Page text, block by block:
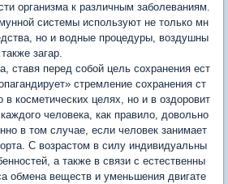
организма к различным заболеваниям.
системы используют не только мн
но и водные процедуры, воздушны
загар.
ставя перед собой цель сохранения ест
стремление сохранения ст
в косметических целях, но и в оздоровит
человека, как правило, довольно
в том случае, если человек занимает
С возрастом в силу индивидуальны
а также в связи с естественны
обмена веществ и уменьшения двигате